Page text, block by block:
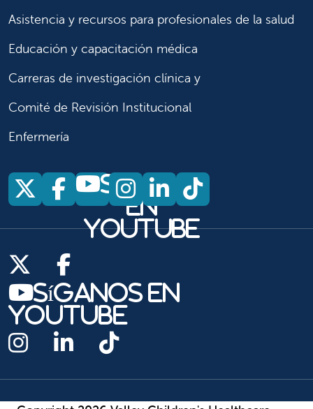
Asistencia y recursos para profesionales de la salud
Educación y capacitación médica
Carreras de investigación clínica y
Comité de Revisión Institucional
Enfermería
Síganos en X
Síganos en Facebook
Síganos
en
YouTube
Síganos en
Síganos en
Síganos
Síganos en X
Síganos en Facebook
Síganos en
YouTube
Síganos en Instagram
Síganos en LinkedIn
Síganos en TikTok